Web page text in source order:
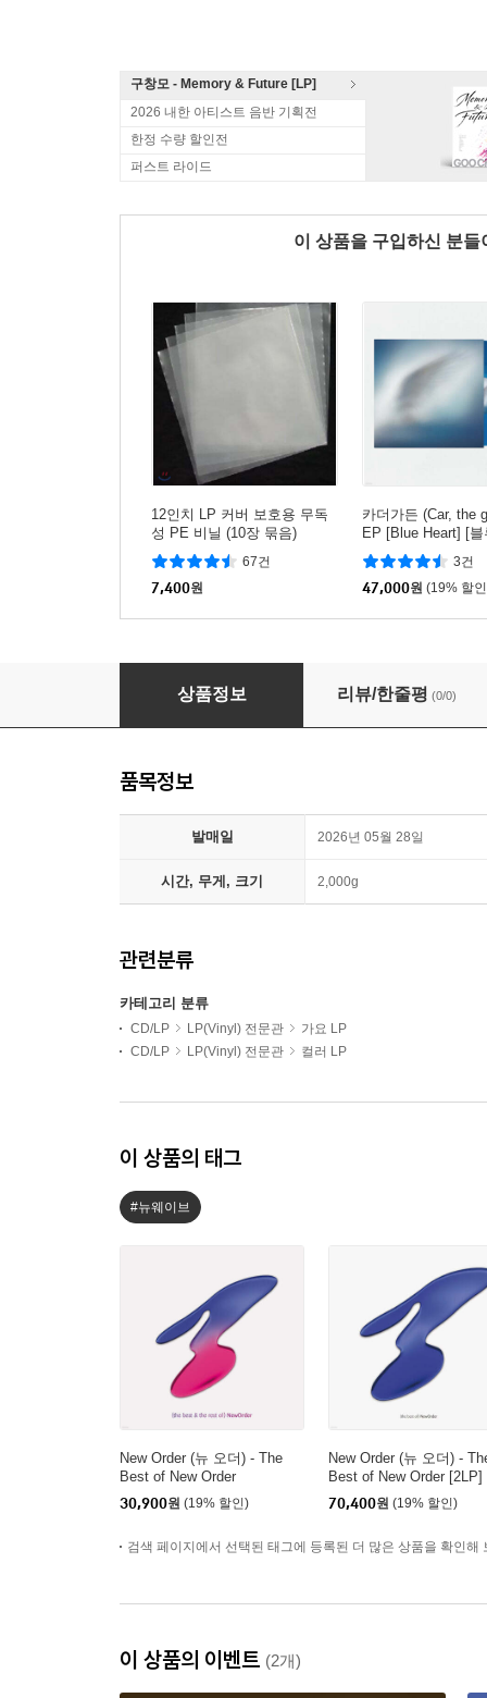
구창모 - Memory & Future [LP]
2026 내한 아티스트 음반 기획전
한정 수량 할인전
퍼스트 라이드
이 상품을 구입하신 분
12인치 LP 커버 보호용 무독
성 PE 비닐 (10장 묶음)
67건
7,400원
카더가든 (Car, the
EP [Blue Heart] [
컬러 LP]
3건
47,000원 (19% 할
1980 코리안 뉴웨이브 모음집 (HODORI
상품정보 리뷰/한줄평 (0/0)
품목정보
발매일 2026년 05월 28일
시간, 무게, 크기 2,000g
관련분류
카테고리 분류
CD/LP LP(Vinyl) 전문관
가요 LP
CD/LP
LP(Vinyl) 전문관 컬러 LP
이 상품의 태그
#뉴웨이브
New Order (뉴 오더) - The
Best of New Order
30,900원 (19% 할인)
New Order (뉴 오더) -
Best of New Order [2LP]
70,400원 (19% 할인)
검색 페이지에서 선택된 태그에 등록된 더 많은 상품을 확인해
이 상품의 이벤트 (2개)